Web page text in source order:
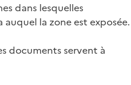
dans lesquelles
la zone est exposée.
documents servent à